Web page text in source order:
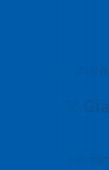
Vận
Bước 5:
Dịch vụ gửi